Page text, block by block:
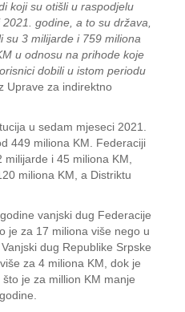
koji su otišli u raspodjelu
godine, a to su država,
su 3 milijarde i 759 miliona
u odnosu na prihode koje
dobili u istom periodu
Uprave za indirektno
u sedam mjeseci 2021.
449 miliona KM. Federaciji
i 45 miliona KM,
miliona KM, a Distriktu
vanjski dug Federacije
je za 17 miliona više nego u
dug Republike Srpske
za 4 miliona KM, dok je
je za million KM manje